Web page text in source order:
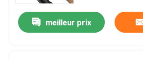
meilleur prix